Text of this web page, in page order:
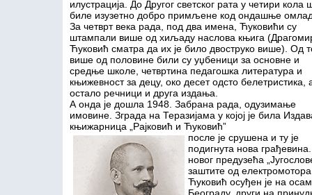
илустрација. До Другог светског рата у четири
биле изузетно добро примљене код ондашње
За четврт века рада, под два имена, Ћуковићи су
штампали више од хиљаду наслова књига
Ћуковић сматра да их је било двоструко више). Од
више од половине били су уџбеници за основне и
средње школе, четвртина педагошка литература и
књижевност за децу, око десет одсто белетристика,
остало речници и друга издања.
А онда је дошла 1948. Забрана рада, одузимање
имовине. Зграда на Теразијама у којој је била
књижарница „Рајковић и Ћуковић”
после је срушена и ту је
подигнута нова
новог предузећа
заштите од
Ћуковић осуђен је на